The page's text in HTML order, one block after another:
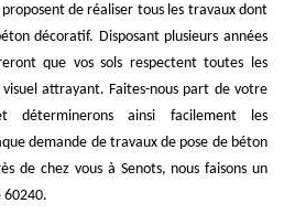
de réaliser tous les travaux dont
décoratif. Disposant plusieurs années
que vos sols respectent toutes les
attrayant. Faites-nous part de votre
déterminerons ainsi facilement les
demande de travaux de pose de béton
de chez vous à Senots, nous faisons un